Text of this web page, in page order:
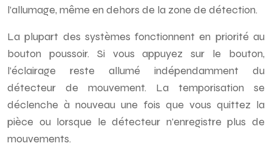
l’allumage, même en dehors de la zone de détection.
La plupart des systèmes fonctionnent en priorité au
bouton poussoir. Si vous appuyez sur le bouton,
l’éclairage reste allumé indépendamment du
détecteur de mouvement. La temporisation se
déclenche à nouveau une fois que vous quittez la
pièce ou lorsque le détecteur n’enregistre plus de
mouvements.